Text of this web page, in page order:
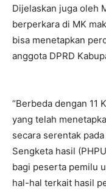
Dijelaskan juga oleh
berperkara di MK
bisa menetapkan
anggota DPRD
“Berbeda dengan 11
yang telah
secara serentak
Sengketa hasil
bagi peserta pemilu
hal-hal terkait hasil